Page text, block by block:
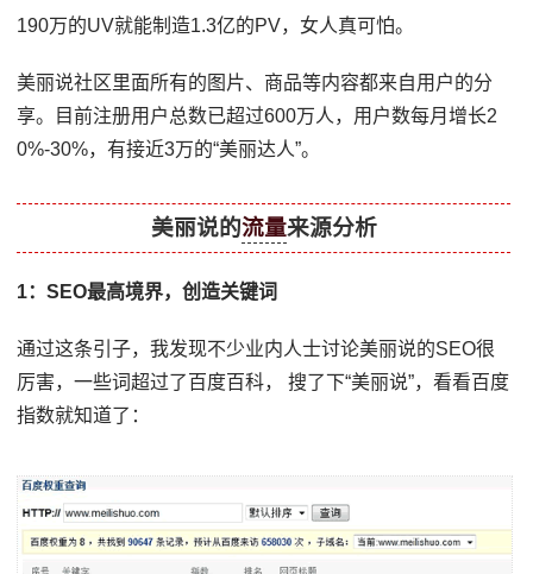
190万的UV就能制造1.3亿的PV，女人真可怕。
美丽说社区里面所有的图片、商品等内容都来自用户的分
享。目前注册用户总数已超过600万人，用户数每月增长2
0%-30%，有接近3万的“美丽达人”。
美丽说的流量来源分析
1：SEO最高境界，创造关键词
通过这条引子，我发现不少业内人士讨论美丽说的SEO很
厉害，一些词超过了百度百科， 搜了下“美丽说”，看看百度
指数就知道了：